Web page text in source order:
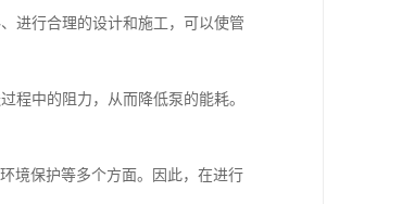
进行合理的设计和施工，可以使管
程中的阻力，从而降低泵的能耗。
境保护等多个方面。因此，在进行